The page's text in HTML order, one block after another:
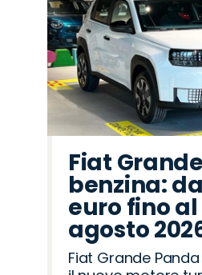
Fiat
benzina:
euro fino al
agosto
Fiat Grande